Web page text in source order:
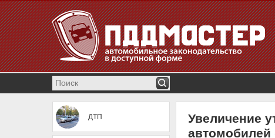
ДТП
Увеличение
автомобилей